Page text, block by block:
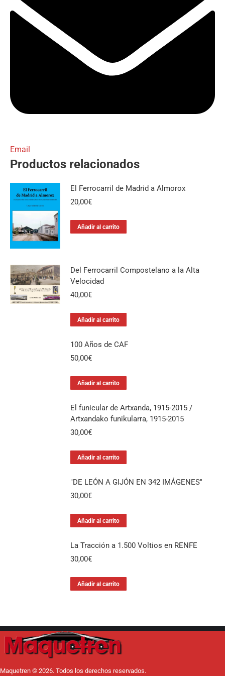
Email
Productos relacionados
El Ferrocarril de Madrid a Almorox
20,00€
Añadir al carrito
Del Ferrocarril Compostelano a la Alta
Velocidad
40,00€
Añadir al carrito
100 Años de CAF
50,00€
Añadir al carrito
El funicular de Artxanda, 1915-2015 /
Artxandako funikularra, 1915-2015
30,00€
Añadir al carrito
"DE LEÓN A GIJÓN EN 342 IMÁGENES"
30,00€
Añadir al carrito
La Tracción a 1.500 Voltios en RENFE
30,00€
Añadir al carrito
Maquetren © 2026. Todos los derechos reservados.